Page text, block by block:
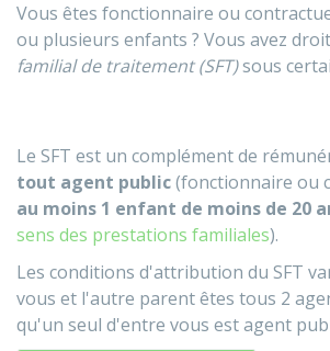
Vous êtes fonctionnaire ou
ou plusieurs enfants ? Vous avez
familial de traitement (SFT)sous
Le SFT est un complément de
tout agent public(fonctionnaire ou
au moins 1 enfant de moins de 20
sens des prestations familiales).
Les conditions d'attribution du SFT
vous et l'autre parent êtes tous 2
qu'un seul d'entre vous est agent